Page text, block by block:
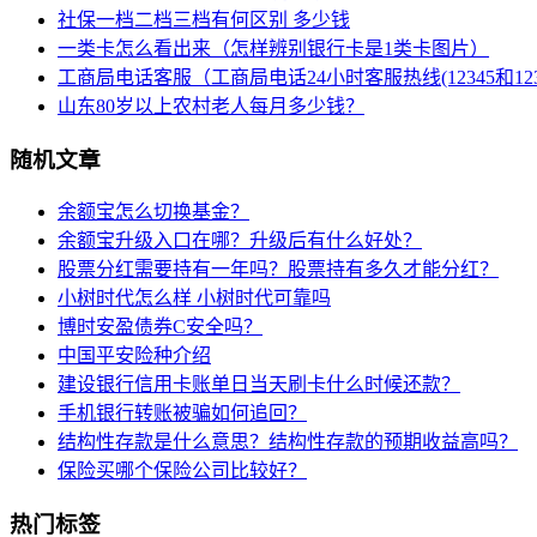
社保一档二档三档有何区别 多少钱
一类卡怎么看出来（怎样辨别银行卡是1类卡图片）
工商局电话客服（工商局电话24小时客服热线(12345和
山东80岁以上农村老人每月多少钱？
随机文章
余额宝怎么切换基金？
余额宝升级入口在哪？升级后有什么好处？
股票分红需要持有一年吗？股票持有多久才能分红？
小树时代怎么样 小树时代可靠吗
博时安盈债券C安全吗？
中国平安险种介绍
建设银行信用卡账单日当天刷卡什么时候还款？
手机银行转账被骗如何追回？
结构性存款是什么意思？结构性存款的预期收益高吗？
保险买哪个保险公司比较好？
热门标签